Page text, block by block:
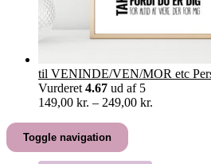
til VENINDE/VEN/MOR etc
Vurderet4.67 ud af 5
149,00 kr. – 249,00 kr.
Toggle navigation